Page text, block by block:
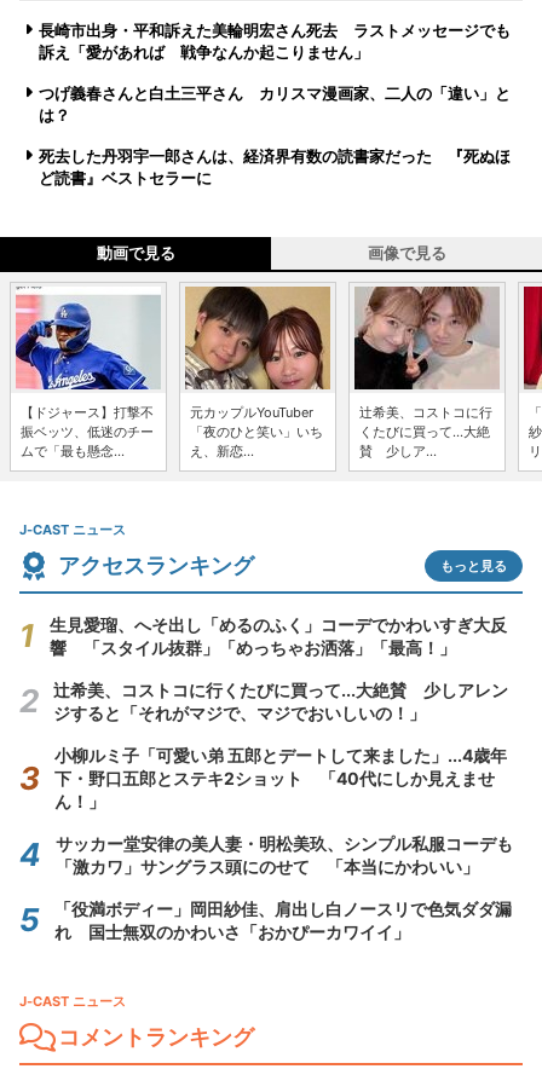
長崎市出身・平和訴えた美輪明宏さん死去 ラストメッセージでも
訴え「愛があれば 戦争なんか起こりません」
つげ義春さんと白土三平さん カリスマ漫画家、二人の「違い」と
は？
死去した丹羽宇一郎さんは、経済界有数の読書家だった 『死ぬほ
ど読書』ベストセラーに
動画で見る 画像で見る
【ドジャース】打撃不
振ベッツ、低迷のチー
ムで「最も懸念...
元カップルYouTuber
「夜のひと笑い」いち
え、新恋...
辻希美、コストコに行
くたびに買って...大絶
賛 少しア...
J-CAST ニュース
アクセスランキング もっと見る
生見愛瑠、へそ出し「めるのふく」コーデでかわいすぎ大反
響 「スタイル抜群」「めっちゃお洒落」「最高！」
辻希美、コストコに行くたびに買って...大絶賛 少しアレン
ジすると「それがマジで、マジでおいしいの！」
小柳ルミ子「可愛い弟 五郎とデートして来ました」...4歳年
下・野口五郎とステキ2ショット 「40代にしか見えませ
ん！」
サッカー堂安律の美人妻・明松美玖、シンプル私服コーデも
「激カワ」サングラス頭にのせて 「本当にかわいい」
「役満ボディー」岡田紗佳、肩出し白ノースリで色気ダダ漏
れ 国士無双のかわいさ「おかぴーカワイイ」
J-CAST ニュース
コメントランキング